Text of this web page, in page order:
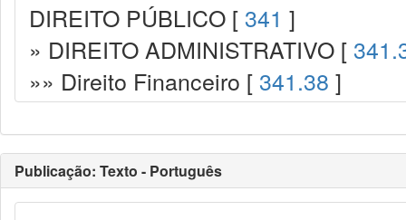
DIREITO PÚBLICO [ 341 ]
» DIREITO ADMINISTRATIVO [
»» Direito Financeiro [ 341.38 ]
Publicação: Texto - Português